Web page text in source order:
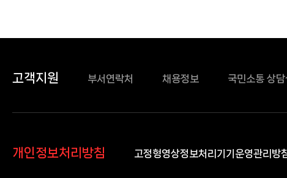
고객지원 부서연락처 채용정보 국민소통 상담
개인정보처리방침 고정형영상정보처리기기운영관리방